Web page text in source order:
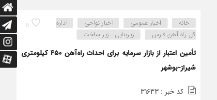
11 خانه اخبار عمومی اخبار نواحی
اداره
كل راه آهن فارس
زیربنایی - زیر ساخت
تأمین اعتبار از‌ بازار سرمایه برای احداث راه‌آهن ۴۵۰ کیلومتری
شیراز-بوشهر
کد خبر : 31633